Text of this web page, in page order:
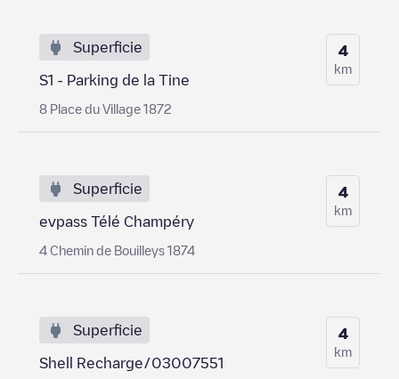
Superficie
S1 - Parking de la Tine
8 Place du Village 1872
4
km
Superficie
evpass Télé Champéry
4 Chemin de Bouilleys 1874
4
km
Superficie
Shell Recharge/03007551
4
km